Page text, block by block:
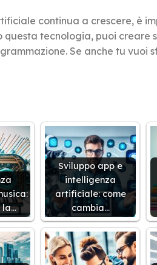
continua a crescere, è
tecnologia, puoi creare
Se anche tu vuoi
la…
Sviluppo app e
intelligenza
artificiale: come
cambia…